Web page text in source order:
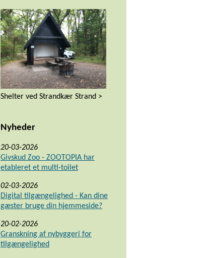
Shelter ved Strandkær Strand >
Nyheder
20-03-2026
Givskud Zoo - ZOOTOPIA har
etableret et multi-toilet
02-03-2026
Digital tilgængelighed - Kan dine
gæster bruge din hjemmeside?
20-02-2026
Granskning af nybyggeri for
tilgængelighed